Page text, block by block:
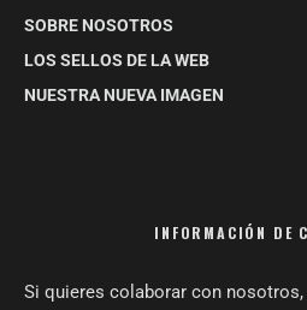
SOBRE NOSOTROS
LOS SELLOS DE LA WEB
NUESTRA NUEVA IMAGEN
INFORMACIÓN DE
Si quieres colaborar con